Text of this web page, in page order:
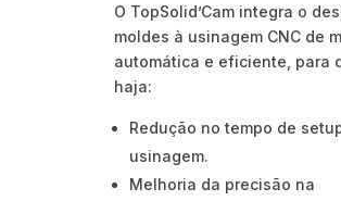
O TopSolid’Cam integra o
moldes à usinagem CNC de
automática e eficiente, para
haja:
Redução no tempo de
usinagem.
Melhoria da precisão na